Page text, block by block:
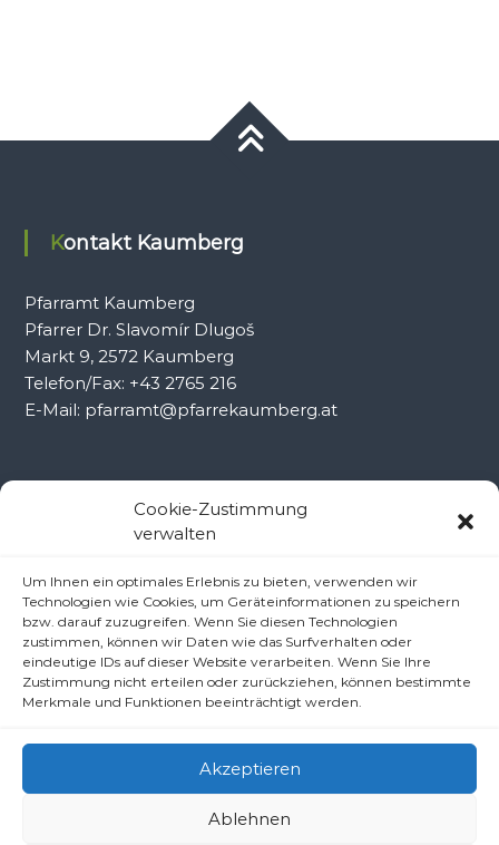
Cookie-Zustimmung
verwalten
Um Ihnen ein optimales Erlebnis zu bieten, verwenden wir
Technologien wie Cookies, um Geräteinformationen zu speichern
bzw. darauf zuzugreifen. Wenn Sie diesen Technologien
zustimmen, können wir Daten wie das Surfverhalten oder
eindeutige IDs auf dieser Website verarbeiten. Wenn Sie Ihre
Zustimmung nicht erteilen oder zurückziehen, können bestimmte
Merkmale und Funktionen beeinträchtigt werden.
Akzeptieren
Ablehnen
Kontakt Kaumberg
Pfarramt Kaumberg
Pfarrer Dr. Slavomír Dlugoš
Markt 9, 2572 Kaumberg
Telefon/Fax: +43 2765 216
E-Mail: pfarramt@pfarrekaumberg.at
Kontakt Ramsau
Pfarrer Dr. Slavomír Dlugoš
Oberdörfl 8, 3172 Ramsau
Telefon: +43 2764 8240
E-Mail: pfarre.ramsau@gmx.at
Pfarren unter derAraburg